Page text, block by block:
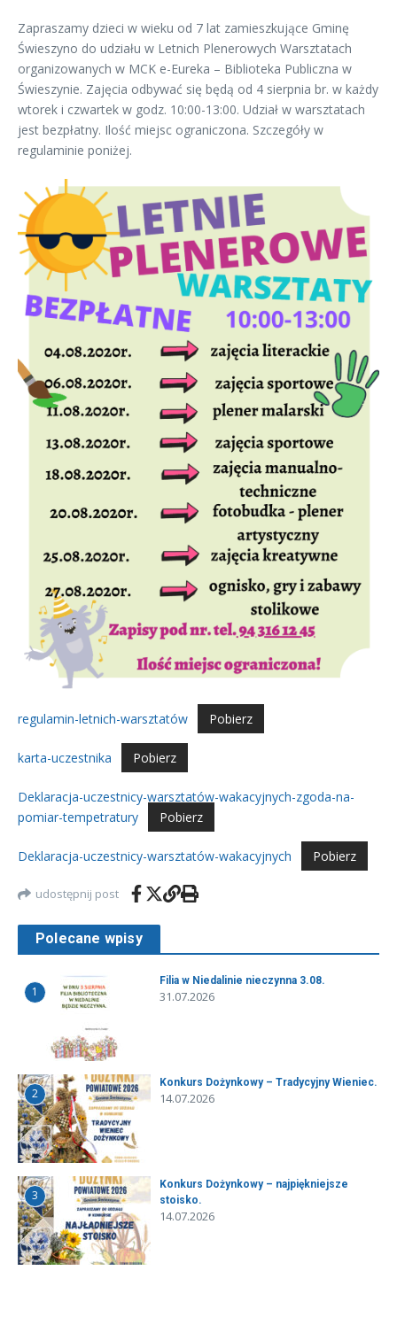
Zapraszamy dzieci w wieku od 7 lat zamieszkujące Gminę
Świeszyno do udziału w Letnich Plenerowych Warsztatach
organizowanych w MCK e-Eureka – Biblioteka Publiczna w
Świeszynie. Zajęcia odbywać się będą od 4 sierpnia br. w każdy
wtorek i czwartek w godz. 10:00-13:00. Udział w warsztatach
jest bezpłatny. Ilość miejsc ograniczona. Szczegóły w
regulaminie poniżej.
regulamin-letnich-warsztatów Pobierz
karta-uczestnika Pobierz
Deklaracja-uczestnicy-warsztatów-wakacyjnych-zgoda-na-
pomiar-tempetratury
Pobierz
Deklaracja-uczestnicy-warsztatów-wakacyjnych Pobierz
udostępnij post
Polecane wpisy
1
Filia w Niedalinie nieczynna 3.08.
31.07.2026
2
Konkurs Dożynkowy – Tradycyjny Wieniec.
14.07.2026
3
Konkurs Dożynkowy – najpiękniejsze
stoisko.
14.07.2026